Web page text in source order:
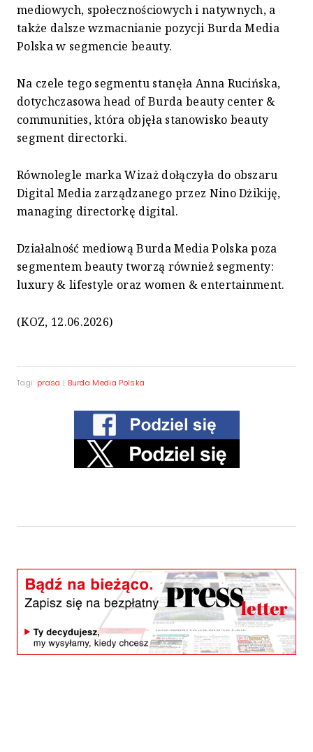
mediowych, społecznościowych i natywnych, a
także dalsze wzmacnianie pozycji Burda Media
Polska w segmencie beauty.
Na czele tego segmentu stanęła Anna Rucińska,
dotychczasowa head of Burda beauty center &
communities, która objęła stanowisko beauty
segment directorki.
Równolegle marka Wizaż dołączyła do obszaru
Digital Media zarządzanego przez Nino Dżikiję,
managing directorkę digital.
Działalność mediową Burda Media Polska poza
segmentem beauty tworzą również segmenty:
luxury & lifestyle oraz women & entertainment.
(KOZ, 12.06.2026)
Tagi: prasa | Burda Media Polska